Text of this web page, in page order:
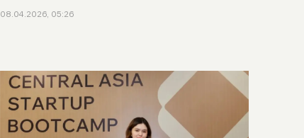
08.04.2026, 05:26